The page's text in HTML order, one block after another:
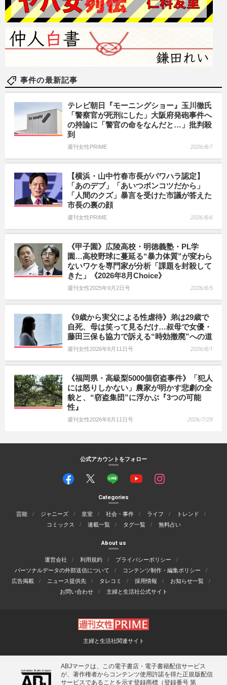
事件の最新記事
テレビ朝日『モーニングショー』玉川徹氏
「警察官が死刑にした」大阪府発砲事件へ
の持論に「警官の命をなんだと…」批判殺
到
週刊女性PRIME 2026/8/7
【横浜・山中竹春市長がパワハラ認定】
「あのデブ」「あいつポンコツだから」
「人間のクズ」暴言を受けた市議が答えた
市長の裏の顔
週刊女性PRIME 2026/8/6
《甲子園》広陵高校・明徳義塾・PL学
園…高校野球に蔓延る“暴力体質”が変わら
ないワケを専門家が分析「課題を封殺して
きた」《2026年8月Choice》
週刊女性2025年9月2日号 2026/8/5
《9歳から実父による性虐待》弟は29歳で
自死、母は笑って見るだけ…叔母で女優・
藤田三保も協力で訴える“時効撤廃”への道
週刊女性2026年8月11日号 2026/8/1
《福岡県・高級梨5000個窃盗事件》「犯人
には怒りしかない」農家が明かす悲劇の全
貌と、“窃盗集団”に浮かぶ『3つの可能
性』
週刊女性2026年8月11日号 2026/7/29
公式アカウントをフォロー
Categories
芸能 ジャニーズ 皇室 社会・事件 ライフ
トレンド
コミックス
連載一覧 タグ一覧 無料占い
About us
運営会社 利用規約
プライバシーポリシー
パーソナルデータの外部送信について
コンテンツ制作・編集ポリシー
広告掲載
ニュース提供先 タレコミ 採用情報
お知らせ一覧
お問い合わせ
主婦と生活社公式サイト
主婦と生活社関連サイト
ABJマークは、この電子書店・電子書籍配信サービス
が、著作権者からコンテンツ使用許諾を得た正規版配信
サービスであることを示す登録商標（登録番号 第